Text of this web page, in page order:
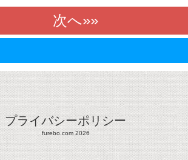
次へ»
プライバシーポリシー
furebo.com 2026